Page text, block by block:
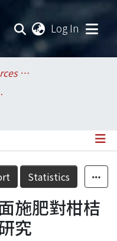
Log In
College of Bioresources and Agriculture / 生物資源暨農學院
觀學系
Statistics
施肥對柑桔
究